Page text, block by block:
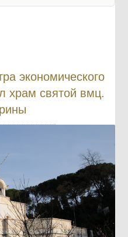
экономического
храм святой вмц.